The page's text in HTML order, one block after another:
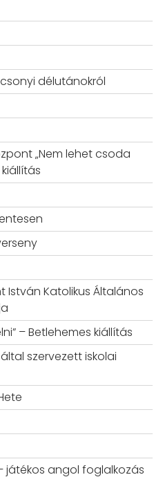
délutánokról
„Nem lehet csoda
István Katolikus Általános
– Betlehemes kiállítás
szervezett iskolai
angol foglalkozás